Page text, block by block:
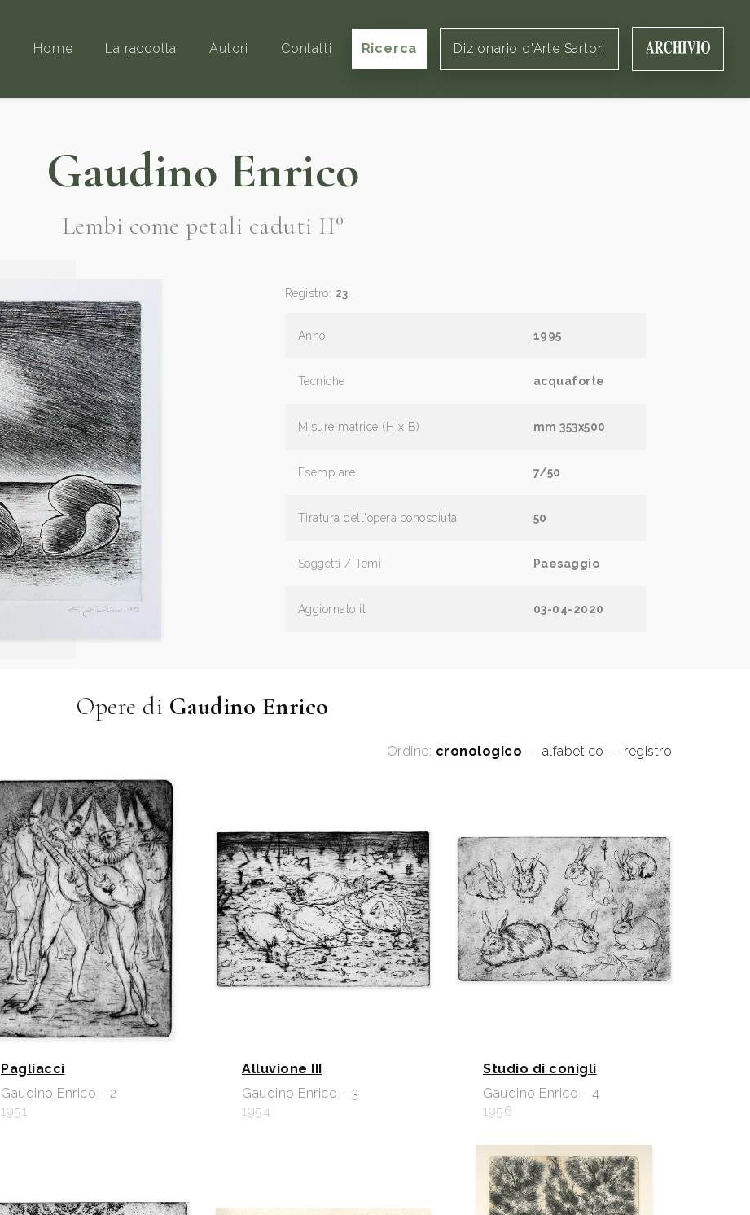
Home La raccolta Autori Contatti Ricerca Dizionario d'Arte Sartori
Gaudino Enrico
Lembi come petali caduti II°
Registro: 23
Anno 1995
Tecniche acquaforte
Misure matrice (H x B) mm 353x500
Esemplare 7/50
Tiratura dell'opera conosciuta 50
Soggetti / Temi Paesaggio
Aggiornato il 03-04-2020
Opere di Gaudino Enrico
Ordine: cronologico - alfabetico - registro
Pagliacci
Gaudino Enrico - 2
1951
Alluvione III
Gaudino Enrico - 3
1954
Studio di conigli
Gaudino Enrico - 4
1956